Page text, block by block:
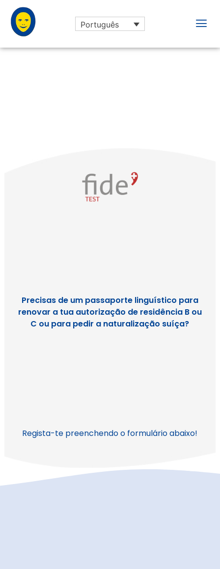
Português
Precisas de um passaporte linguístico para
renovar a tua autorização de residência B ou
C ou para pedir a naturalização suíça?
Regista-te preenchendo o formulário abaixo!